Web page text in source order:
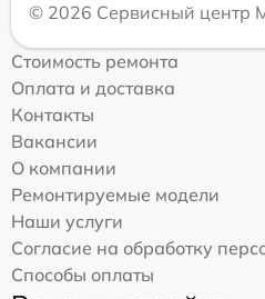
© 2026 Сервисный центр
Стоимость ремонта
Оплата и доставка
Контакты
Вакансии
О компании
Ремонтируемые модели
Наши услуги
Согласие на обработку
Способы оплаты